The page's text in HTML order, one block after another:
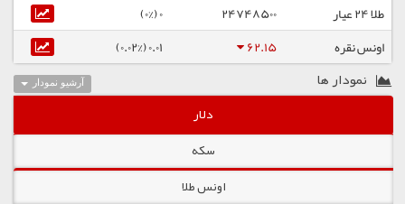
طلا ۲۴ عیار
24748500
0 (0%)
اونس نقره
62.15
0.01 (0.02%)
آرشیو نمودار نمودار ها
دلار
سکه
اونس طلا